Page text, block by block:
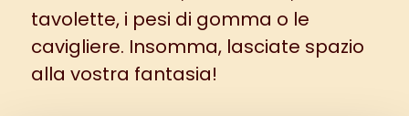
tavolette, i pesi di gomma o le
cavigliere. Insomma, lasciate spazio
alla vostra fantasia!